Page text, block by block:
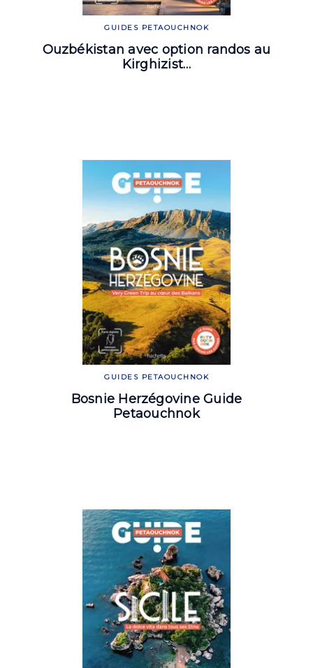
GUIDES PETAOUCHNOK
Ouzbékistan avec option randos au
Kirghizist…
GUIDES PETAOUCHNOK
Bosnie Herzégovine Guide
Petaouchnok